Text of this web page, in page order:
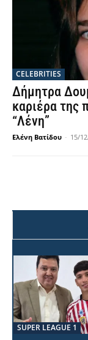
CELEBRITIES
Δήμητρα
καριέρα της
“Λένη”
Ελένη Βατίδου - 15/
SUPER LEAGUE 1